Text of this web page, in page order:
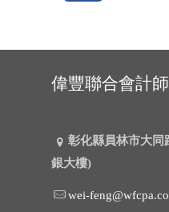
偉豐聯合會計
彰化縣員林市大同
銀大樓)
wei-